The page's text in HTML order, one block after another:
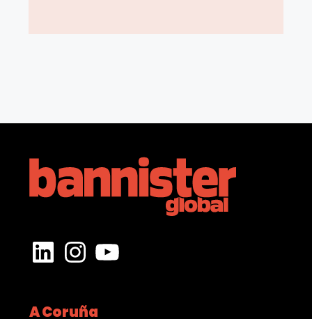
LinkedIn Instagram YouTube
A Coruña